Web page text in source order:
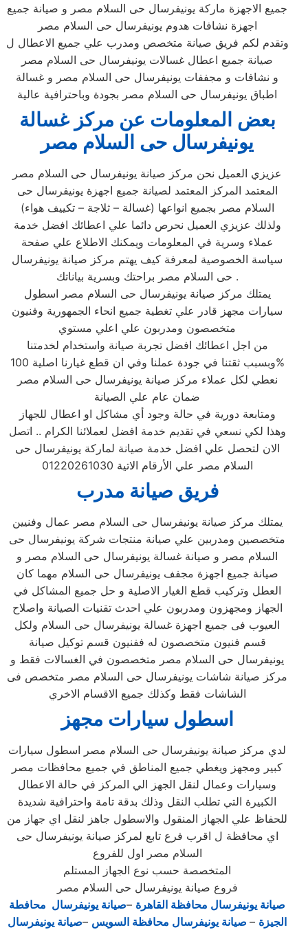
جميع الاجهزة ماركة يونيفرسال حى السلام مصر و صيانة جميع
اجهزة نشافات هدوم يونيفرسال حى السلام مصر
وتقدم لكم فريق صيانة متخصص ومدرب علي جميع الاعطال ل
صيانة جميع اعطال غسالات يونيفرسال حى السلام مصر
و نشافات و مجففات يونيفرسال حى السلام مصر و غسالة
اطباق يونيفرسال حى السلام مصر بجودة وباحترافية عالية
بعض المعلومات عن مركز غسالة
يونيفرسال حى السلام مصر
عزيزي العميل نحن مركز صيانة يونيفرسال حى السلام مصر
المعتمد المركز المعتمد لصيانة جميع اجهزة يونيفرسال حى
السلام مصر بجميع انواعها (غسالة – ثلاجة – تكييف هواء)
ولذلك عزيزي العميل نحرص دائما علي اعطائك افضل خدمة
عملاء وسرية في المعلومات ويمكنك الاطلاع علي صفحة
سياسة الخصوصية لمعرفة كيف يهتم مركز صيانة يونيفرسال
حى السلام مصر براحتك وبسرية بياناتك .
يمتلك مركز صيانة يونيفرسال حى السلام مصر اسطول
سيارات مجهز قادر علي تغطية جميع انحاء الجمهورية وفنيون
متخصصون ومدربون علي اعلي مستوي
من اجل اعطائك افضل تجربة صيانة واستخدام لخدمتنا
وبسبب ثقتنا في جودة عملنا وفي ان قطع غيارنا اصلية 100%
نعطي لكل عملاء مركز صيانة يونيفرسال حى السلام مصر
ضمان عام علي الصيانة
ومتابعة دورية في حالة وجود أي مشاكل او اعطال للجهاز
وهذا لكي نسعي في تقديم خدمة افضل لعملائنا الكرام .. اتصل
الان لتحصل علي افضل خدمة صيانة لماركة يونيفرسال حى
السلام مصر علي الأرقام الاتية 01220261030
فريق صيانة مدرب
يمتلك مركز صيانة يونيفرسال حى السلام مصر عمال وفنيين
متخصصين ومدربين علي صيانة منتجات شركة يونيفرسال حى
السلام مصر و صيانة غسالة يونيفرسال حى السلام مصر و
صيانة جميع اجهزة مجفف يونيفرسال حى السلام مهما كان
العطل وتركيب قطع الغيار الاصلية و حل جميع المشاكل في
الجهاز ومجهزون ومدربون علي احدث تقنيات الصيانة واصلاح
العيوب فى جميع اجهزة غسالة يونيفرسال حى السلام ولكل
قسم فنيون متخصصون له ففنيون قسم توكيل صيانة
يونيفرسال حى السلام مصر متخصصون في الغسالات فقط و
مركز صيانة شاشات يونيفرسال حى السلام مصر متخصص فى
الشاشات فقط وكذلك جميع الاقسام الاخري
اسطول سيارات مجهز
لدي مركز صيانة يونيفرسال حى السلام مصر اسطول سيارات
كبير ومجهز ويغطي جميع المناطق في جميع محافظات مصر
وسيارات وعمال لنقل الجهز الي المركز في حالة الاعطال
الكبيرة التي تطلب النقل وذلك بدقة تامة واحترافية شديدة
للحفاظ علي الجهاز المنقول والاسطول جاهز لنقل اي جهاز من
اي محافظة ل اقرب فرع تابع لمركز صيانة يونيفرسال حى
السلام مصر اول للفروع
المتخصصة حسب نوع الجهاز المستلم
فروع صيانة يونيفرسال حى السلام مصر
صيانة يونيفرسال محافظة القاهرة –صيانة يونيفرسال محافطة
الجيزة – صيانة يونيفرسال محافظة السويس –صيانة يونيفرسال